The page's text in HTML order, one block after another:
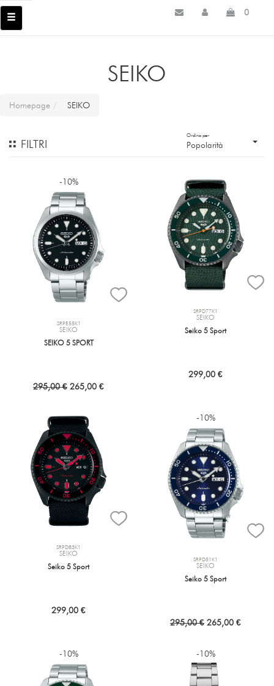
0
SEIKO
Homepage SEIKO
FILTRI
Ordina per
Popolarità
-10%
SRPE55K1
SEIKO
SEIKO 5 SPORT
295,00 € 265,00 €
SRPD77K1
SEIKO
Seiko 5 Sport
299,00 €
SRPD83K1
SEIKO
Seiko 5 Sport
299,00 €
-10%
SRPD51K1
SEIKO
Seiko 5 Sport
295,00 € 265,00 €
-10% -10%